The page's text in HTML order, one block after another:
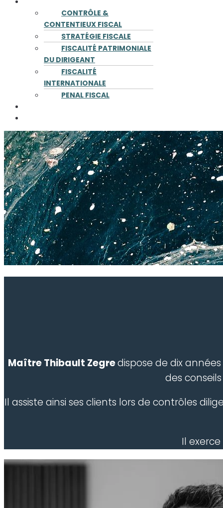
CONTRÔLE &
CONTENTIEUX FISCAL
STRATÉGIE FISCALE
FISCALITÉ PATRIMONIALE
DU DIRIGEANT
FISCALITÉ
INTERNATIONALE
PENAL FISCAL
Maître Thibault Zegredispose de dix
des
Il assiste ainsi ses clients lors de contrôles
Il